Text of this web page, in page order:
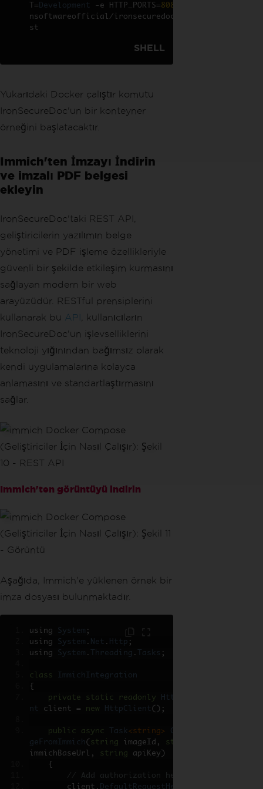
= Development - e HTTP_PORTS=8080
nsoftwareofficial /ironsecuredoc
st
SHELL
Yukarıdaki Docker çalıştır komutu
IronSecureDoc'un bir konteyner
örneğini başlatacaktır.
Immich'ten İmzayı İndirin
ve imzalı PDF belgesi
ekleyin
IronSecureDoc'taki REST API,
geliştiricilerin yazılımın belge
yönetimi ve PDF işleme özellikleriyle
güvenli bir şekilde etkileşim kurmasını
sağlayan modern bir web
arayüzüdür. RESTful prensiplerini
kullanarak bu API
, kullanıcıların
IronSecureDoc'un işlevselliklerini
teknoloji yığınından bağımsız olarak
kendi uygulamalarına kolayca
anlamasını ve standartlaştırmasını
sağlar.
Immich'ten görüntüyü indirin
Aşağıda, Immich'e yüklenen örnek bir
imza dosyası bulunmaktadır.
using System ;
using System . Net . Http ;
using System . Threading . Tasks ;
class
ImmichIntegration
{
private
static readonly
HttpClie
nt
client = new HttpClient ();
public async Task<string>
GetIma
geFromImmich( string imageId ,
string
immichBaseUrl , string apiKey )
{
// Add authorization header
        client
. DefaultRequestHeader